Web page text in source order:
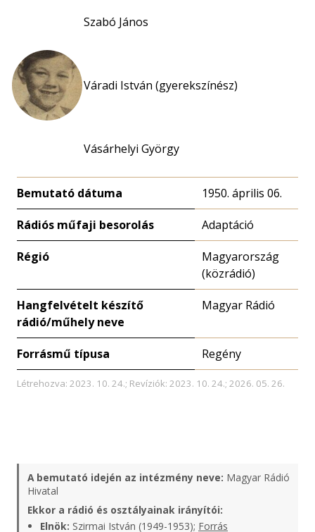
Szabó János
Váradi István (gyerekszínész)
Vásárhelyi György
Bemutató dátuma 1950. április 06.
Rádiós műfaji besorolás Adaptáció
Régió
Magyarország
(közrádió)
Hangfelvételt készítő
rádió/műhely neve
Magyar Rádió
Forrásmű típusa Regény
Létrehozva: 2023. 10. 24.; Revíziók: 2023. 10. 24.; 2026. 05. 26.
A bemutató idején az intézmény neve: Magyar Rádió
Hivatal
Ekkor a rádió és osztályainak irányítói:
Elnök: Szirmai István (1949-1953); Forrás